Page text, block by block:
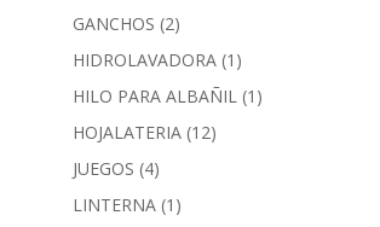
GANCHOS (2)
HIDROLAVADORA (1)
HILO PARA ALBAÑIL (1)
HOJALATERIA (12)
JUEGOS (4)
LINTERNA (1)